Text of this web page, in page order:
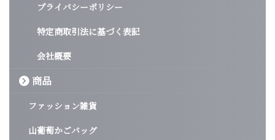
プライバシーポリシー
特定商取引法に基づく表記
会社概要
商品
ファッション雑貨
山葡萄かごバッグ